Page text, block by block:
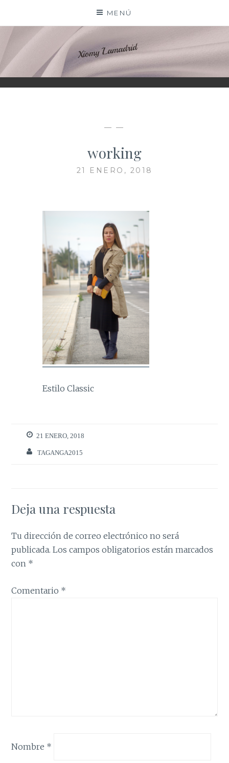
contenido
MENÚ
XIOMY LAMADRID
— —
working
21 ENERO, 2018
Estilo Classic
21 ENERO, 2018
TAGANGA2015
Deja una respuesta
Tu dirección de correo electrónico no será
publicada. Los campos obligatorios están marcados
con *
Comentario *
Nombre *